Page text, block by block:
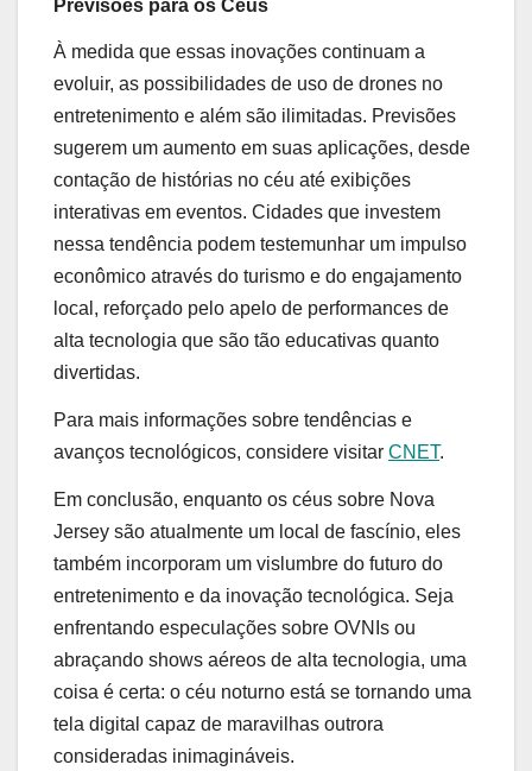
Previsões para os Céus
À medida que essas inovações continuam a
evoluir, as possibilidades de uso de drones no
entretenimento e além são ilimitadas. Previsões
sugerem um aumento em suas aplicações, desde
contação de histórias no céu até exibições
interativas em eventos. Cidades que investem
nessa tendência podem testemunhar um impulso
econômico através do turismo e do engajamento
local, reforçado pelo apelo de performances de
alta tecnologia que são tão educativas quanto
divertidas.
Para mais informações sobre tendências e
avanços tecnológicos, considere visitar CNET.
Em conclusão, enquanto os céus sobre Nova
Jersey são atualmente um local de fascínio, eles
também incorporam um vislumbre do futuro do
entretenimento e da inovação tecnológica. Seja
enfrentando especulações sobre OVNIs ou
abraçando shows aéreos de alta tecnologia, uma
coisa é certa: o céu noturno está se tornando uma
tela digital capaz de maravilhas outrora
consideradas inimagináveis.